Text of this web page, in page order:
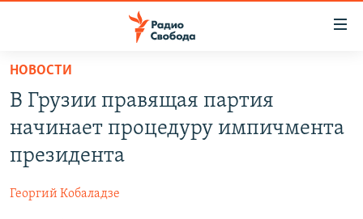
упрощенного
доступа
основному
Вернутся
ПОДКАСТЫ
АВТОРСКИЕ ПРОЕКТЫ
МНЕНИЯ
НОВОСТИ
В Грузии правящая партия
начинает процедуру импичмента
президента
Георгий Кобаладзе